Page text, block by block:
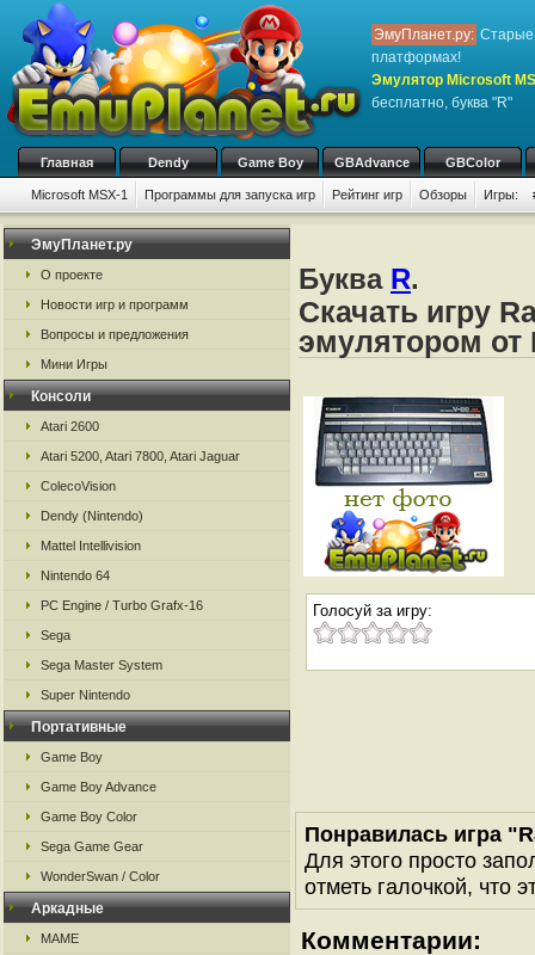
ЭмуПланет.ру: Старые
платформах!
Эмулятор Microsoft
бесплатно, буква "R"
Главная Dendy Game Boy GBAdvance GBColor
Microsoft MSX-1 Программы для запуска игр Рейтинг игр Обзоры Игры:
ЭмуПланет.ру
О проекте
Новости игр и программ
Вопросы и предложения
Мини Игры
Консоли
Atari 2600
Atari 5200, Atari 7800, Atari Jaguar
ColecoVision
Dendy (Nintendo)
Mattel Intellivision
Nintendo 64
PC Engine / Turbo Grafx-16
Sega
Sega Master System
Super Nintendo
Портативные
Game Boy
Game Boy Advance
Game Boy Color
Sega Game Gear
WonderSwan / Color
Аркадные
MAME
Буква R.
Скачать игру
эмулятором от
Голосуй за игру:
Понравилась игра
Для этого просто
отметь галочкой, что
Комментарии: